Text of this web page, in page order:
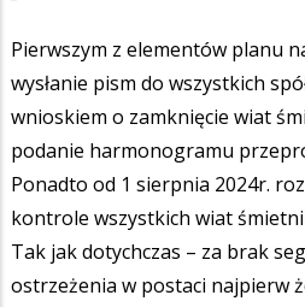
Pierwszym z elementów planu
wysłanie pism do wszystkich
wnioskiem o zamknięcie wiat
podanie harmonogramu
Ponadto od 1 sierpnia 2024r.
kontrole wszystkich wiat
Tak jak dotychczas – za brak
ostrzeżenia w postaci najpierw